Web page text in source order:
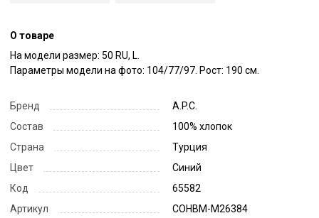
О товаре
На модели размер: 50 RU, L.
Параметры модели на фото: 104/77/97. Рост: 190 см.
Бренд
A.P.C.
Состав
100% хлопок
Страна
Турция
Цвет
Синий
Код
65582
Артикул
COHBM-M26384